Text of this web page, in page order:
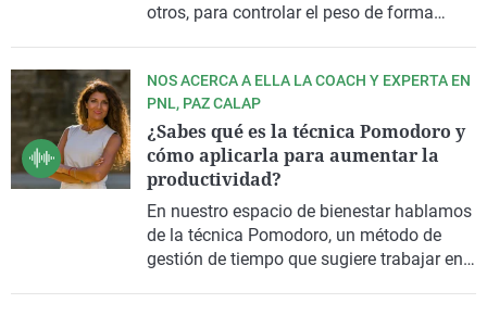
otros, para controlar el peso de forma
comida; el programa, dura treinta días y
comienza el martes 11 de junio.
NOS ACERCA A ELLA LA COACH Y EXPERTA EN
PNL, PAZ CALAP
¿Sabes qué es la técnica Pomodoro y
cómo aplicarla para aumentar la
productividad?
En nuestro espacio de bienestar hablamos
de la técnica Pomodoro, un método de
gestión de tiempo que sugiere trabajar en